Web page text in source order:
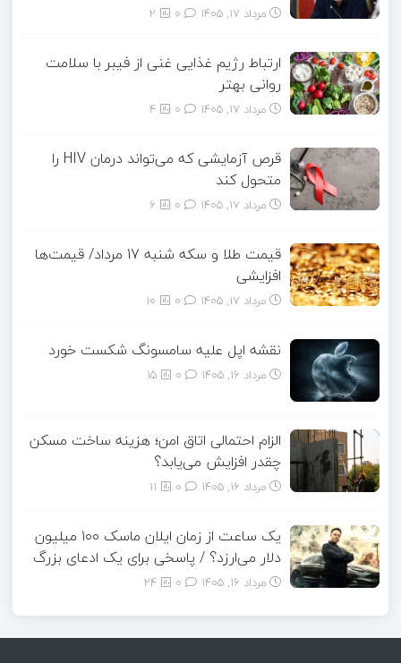
مرداد ۱۷, ۱۴۰۵ 2
ارتباط رژیم غذایی غنی از فیبر با سلامت
روانی بهتر
مرداد ۱۷, ۱۴۰۵ 4
قرص آزمایشی که می‌تواند درمان HIV را
متحول کند
مرداد ۱۷, ۱۴۰۵ 6
قیمت طلا و سکه شنبه 17 مرداد/ قیمت‌ها
افزایشی
مرداد ۱۷, ۱۴۰۵ 10
نقشه اپل علیه سامسونگ شکست خورد
مرداد ۱۶, ۱۴۰۵ 15
الزام احتمالی اتاق امن؛ هزینه ساخت مسکن
چقدر افزایش می‌یابد؟
مرداد ۱۶, ۱۴۰۵ 11
یک ساعت از زمان ایلان ماسک ۱۰۰ میلیون
دلار می‌ارزد؟ / پاسخی برای یک ادعای بزرگ
مرداد ۱۶, ۱۴۰۵ 24